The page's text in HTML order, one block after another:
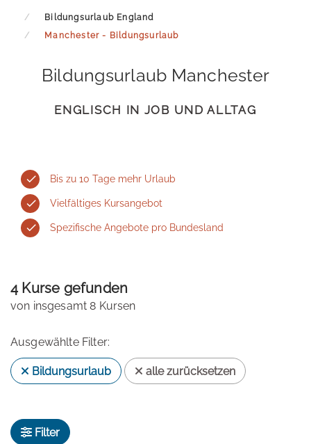
Bildungsurlaub England
Manchester - Bildungsurlaub
Bildungsurlaub Manchester
ENGLISCH IN JOB UND ALLTAG
Bis zu 10 Tage mehr Urlaub
Vielfältiges Kursangebot
Spezifische Angebote pro Bundesland
4 Kurse gefunden
von insgesamt 8 Kursen
Ausgewählte Filter:
Bildungsurlaub alle zurücksetzen
Filter